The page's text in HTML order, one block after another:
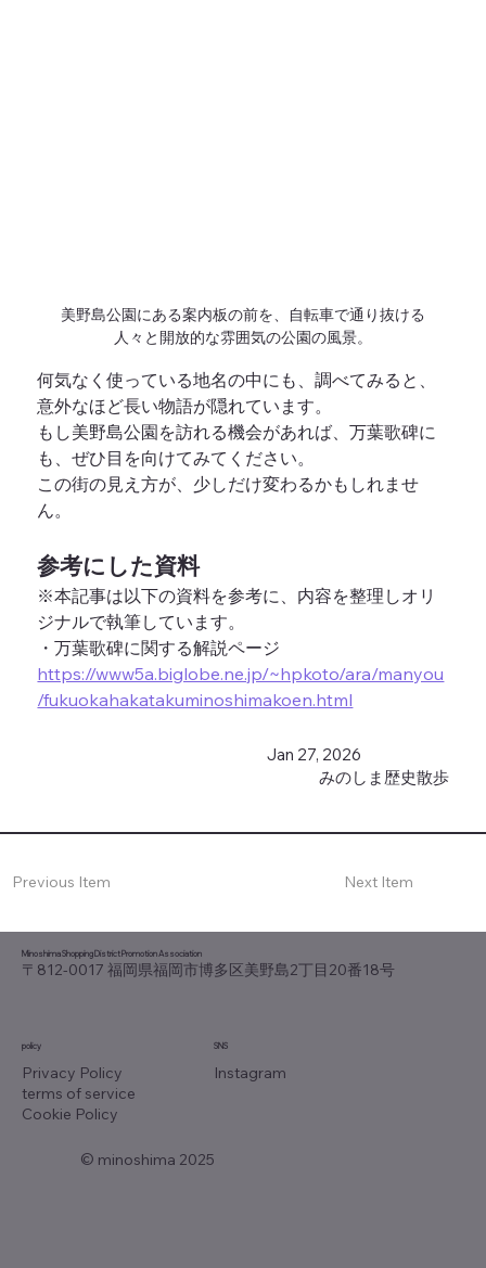
美野島公園にある案内板の前を、自転車で通り抜ける
人々と開放的な雰囲気の公園の風景。
何気なく使っている地名の中にも、調べてみると、
意外なほど長い物語が隠れています。
もし美野島公園を訪れる機会があれば、万葉歌碑に
も、ぜひ目を向けてみてください。
この街の見え方が、少しだけ変わるかもしれませ
ん。
参考にした資料
※本記事は以下の資料を参考に、内容を整理しオリ
ジナルで執筆しています。
・万葉歌碑に関する解説ページ
https://www5a.biglobe.ne.jp/~hpkoto/ara/manyou
/fukuokahakatakuminoshimakoen.html
Jan 27, 2026
みのしま歴史散歩
Previous Item Next Item
Minoshima Shopping District Promotion Association
〒812-0017 福岡県福岡市博多区美野島2丁目20番18号
Privacy Policy
terms of service
Cookie Policy
policy
Instagram
SNS
© minoshima 2025